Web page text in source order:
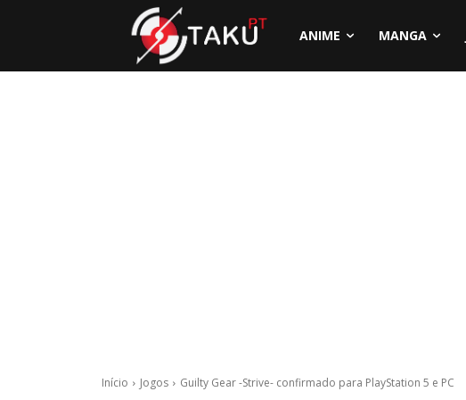
ANIME MANGA
Início Jogos Guilty Gear -Strive- confirmado para PlayStation 5 e PC